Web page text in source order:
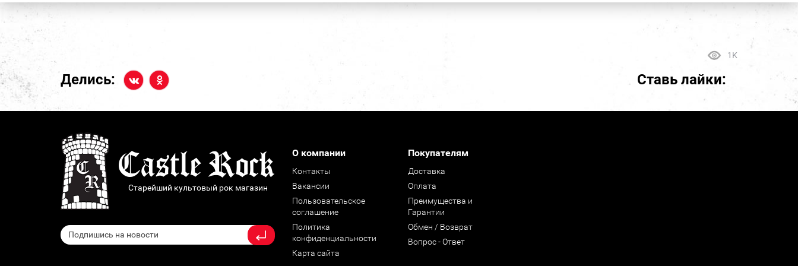
1K
Делись: Ставь лайки:
Старейший культовый рок магазин
О компании
Контакты
Вакансии
Пользовательское
соглашение
Политика
конфиденциальности
Карта сайта
Покупателям
Доставка
Оплата
Преимущества и
Гарантии
Обмен / Возврат
Вопрос - Ответ